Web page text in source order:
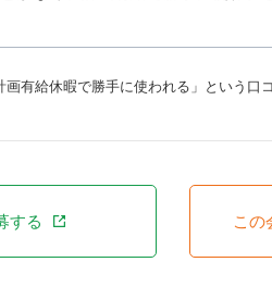
画有給休暇で勝手に使われる」という口
する この